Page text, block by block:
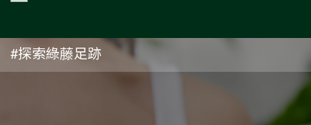
#探索綠藤足跡